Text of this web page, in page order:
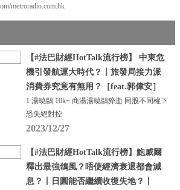
metroradio.com.hk
【#法巴財經HotTalk流行榜】 中東危
機引發航運大時代？丨旅發局接力派
消費券究竟有無用？［feat.郭偉安］
1 湯曉鷗 10k+ 商湯湯曉鷗猝逝 同股不同權下
恐失絕對控
2023/12/27
【#法巴財經HotTalk流行榜】鮑威爾
釋出最強鴿風？唔使經濟衰退都會減
息？丨日圓能否繼續收復失地？丨